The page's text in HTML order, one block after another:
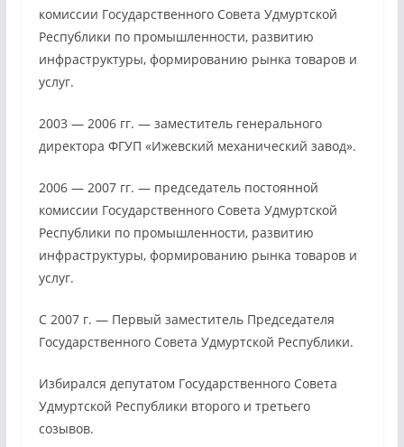
комиссии Государственного Совета Удмуртской
Республики по промышленности, развитию
инфраструктуры, формированию рынка товаров и
услуг.
2003 — 2006 гг. — заместитель генерального
директора ФГУП «Ижевский механический завод».
2006 — 2007 гг. — председатель постоянной
комиссии Государственного Совета Удмуртской
Республики по промышленности, развитию
инфраструктуры, формированию рынка товаров и
услуг.
С 2007 г. — Первый заместитель Председателя
Государственного Совета Удмуртской Республики.
Избирался депутатом Государственного Совета
Удмуртской Республики второго и третьего
созывов.